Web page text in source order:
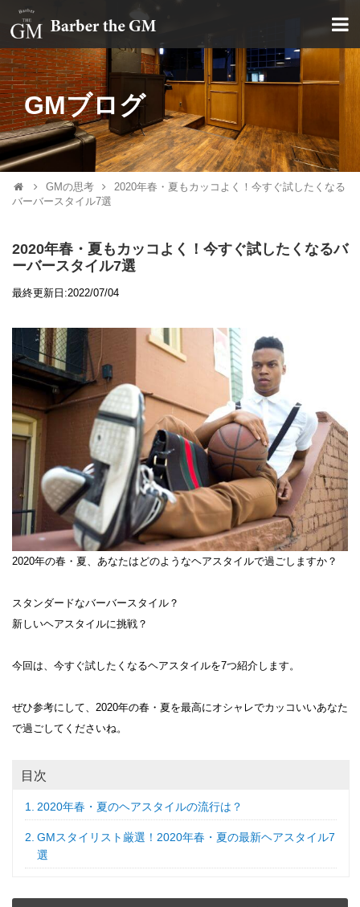
大阪・本町｜大人の散髪屋
GMブログ
GMの思考
2020年春・夏もカッコよく！今すぐ試したくなる
バーバースタイル7選
2020年春・夏もカッコよく！今すぐ試したくなるバ
ーバースタイル7選
最終更新日:2022/07/04
2020年の春・夏、あなたはどのようなヘアスタイルで過ごしますか？
スタンダードなバーバースタイル？
新しいヘアスタイルに挑戦？
今回は、今すぐ試したくなるヘアスタイルを7つ紹介します。
ぜひ参考にして、2020年の春・夏を最高にオシャレでカッコいいあなた
で過ごしてくださいね。
目次
2020年春・夏のヘアスタイルの流行は？
GMスタイリスト厳選！2020年春・夏の最新ヘアスタイル7
選